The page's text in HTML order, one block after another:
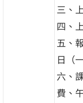
三、
四、
五、
日（
六、
費、